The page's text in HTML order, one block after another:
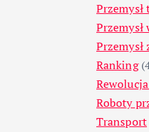
Ranking
Roboty
Transport